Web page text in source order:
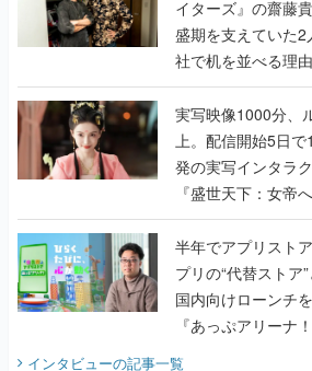
イターズ』の齋藤
盛期を支えていた
社で机を並べる理
『TATSUJIN
んだレジェンド2
実写映像1000分、
上。配信開始5日
発の実写インタラ
『盛世天下：女帝
うこだわりをプロ
半年でアプリストアをオ
プリの“代替ストア
国内向けローンチ
『あっぷアリーナ
てみた
インタビューの記事一覧